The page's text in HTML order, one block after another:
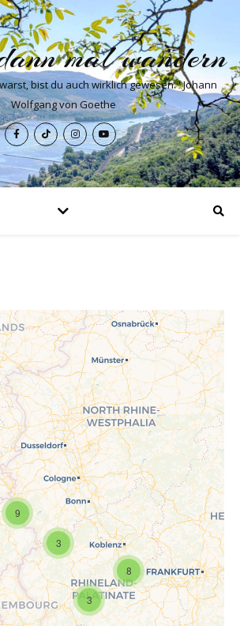
mal wandern
bist du auch wirklich gewesen." Johann
Wolfgang von Goethe
Map wird geladen …
du dies siehst, nachdem
Seite vollständig geladen
fehlen leafletJS-Dateien.
3
8
3
9